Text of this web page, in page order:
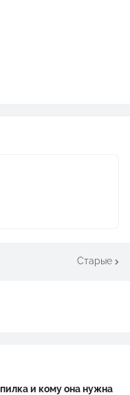
Старые
и кому она нужна